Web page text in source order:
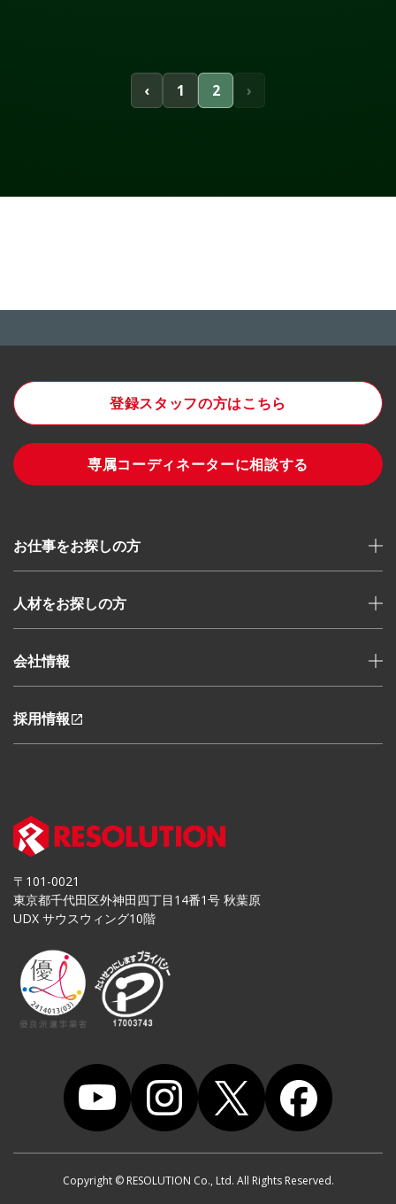
‹ 1 2 ›
登録スタッフの方はこちら
専属コーディネーターに相談する
お仕事をお探しの方
整備士の求人を探す(メカ二ッ求)
お仕事の流れ
お役立ちコンテンツ(メカ二ッ求)
学校関係者/保護者の皆様へ
自動車整備士インタビュー
活躍する女性整備士
コーディネーター実績報告
よくある質問(お仕事をお探しの方)
登録・応募はこちら
人材をお探しの方
採用企業の方へ
お問い合わせ(法人)
会社情報
社長挨拶
お知らせ
メディア掲載情報
スタッフブログ
採用情報
〒101-0021
東京都千代田区外神田四丁目14番1号 秋葉原
UDX サウスウィング10階
Copyright © RESOLUTION Co., Ltd. All Rights Reserved.